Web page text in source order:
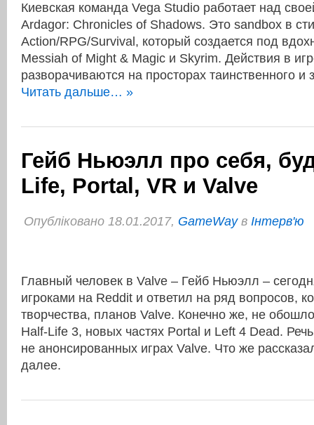
Киевская команда Vega Studio работает над
Ardagor: Chronicles of Shadows. Это sandbox в
Action/RPG/Survival, который создается под
Messiah of Might & Magic и Skyrim. Действия в
разворачиваются на просторах таинственного
Читать дальше… »
Гейб Ньюэлл про себя,
Life, Portal, VR и Valve
Опубліковано 18.01.2017, GameWayв Інтерв'ю
Главный человек в Valve – Гейб Ньюэлл –
игроками на Reddit и ответил на ряд вопросов,
творчества, планов Valve. Конечно же, не
Half-Life 3, новых частях Portal и Left 4 Dead.
не анонсированных играх Valve. Что же
далее.